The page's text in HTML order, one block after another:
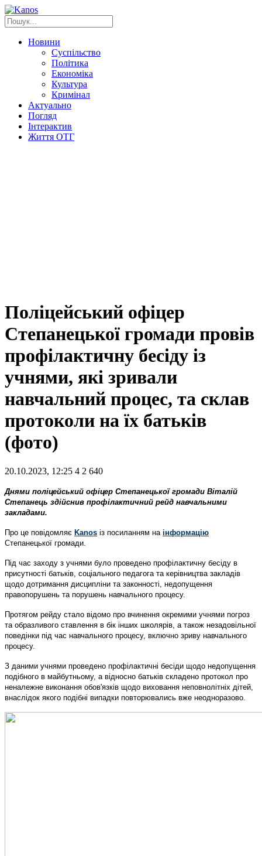
Новини
Суспільство
Політика
Економіка
Культура
Кримінал
Актуально
Погляд
Інтерактив
Життя ОТГ
Поліцейський офіцер
Степанецької громади провів
профілактичну бесіду із
учнями, які зривали
навчальний процес, та склав
протоколи на їх батьків
(фото)
20.10.2023, 12:25 4 2 640
Днями поліцейський офіцер Степанецької громади Віталій
Степанець здійснив профілактичний рейд навчальними
закладами.
Про це повідомляє Kanos із посиланням на інформацію
Степанецької громади.
Під час заходу з учнями було проведено профілактичну бесіду в
присутності батьків, соціального педагога та керівництва закладів
щодо дотримання дисципліни та законності, недопущення
правопорушень та порушень навчального процесу.
Протягом рейду стало відомо про вчинення окремими учнями погроз
та образливого ставлення в бік інших школярів, а також незадовільної
поведінки під час навчального процесу, включно зриву навчального
процесу.
З даними учнями проведено профілактичні бесіди щодо недопущення
подібного в майбутньому, а відносно батьків складено протокол про
неналежне виконання обов'язків щодо виховання неповнолітніх дітей,
внаслідок якого подібні випадки повторювались вже неодноразово.